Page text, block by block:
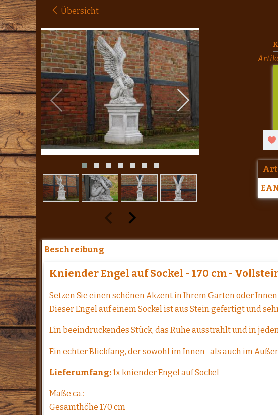
Übersicht
Beschreibung
Kniender Engel auf Sockel - 170 cm -
Setzen Sie einen schönen Akzent in Ihrem Garten oder
Dieser Engel auf einem Sockel ist aus Stein gefertigt und
Ein beeindruckendes Stück, das Ruhe ausstrahlt und in
Ein echter Blickfang, der sowohl im Innen- als auch im
Lieferumfang:1x kniender Engel auf Sockel
Maße ca.:
Gesamthöhe 170 cm